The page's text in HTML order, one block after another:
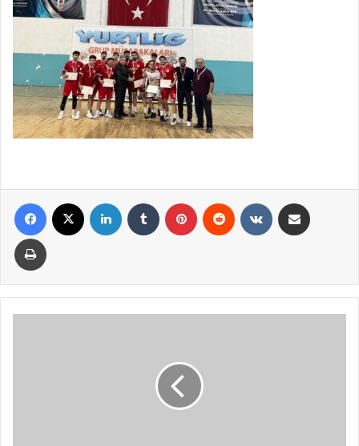
Facebook LinkedIn Tumblr Pinterest Reddit VKontakte
Yazdır